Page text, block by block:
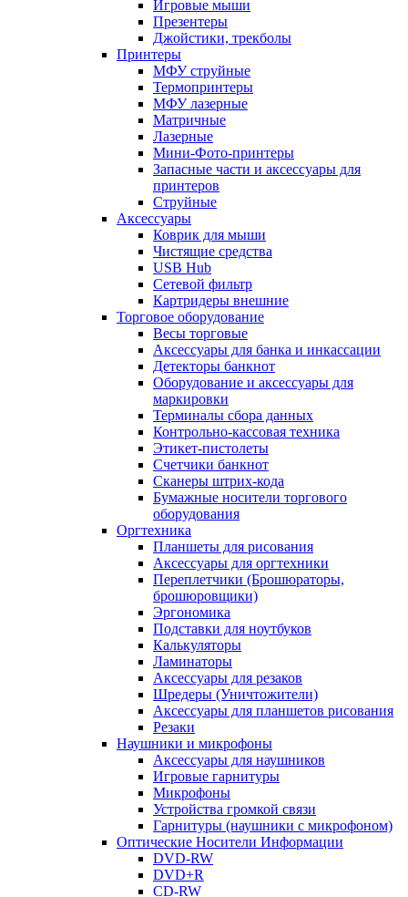
Игровые мыши
Презентеры
Джойстики, трекболы
Принтеры
МФУ струйные
Термопринтеры
МФУ лазерные
Матричные
Лазерные
Мини-Фото-принтеры
Запасные части и аксессуары для
принтеров
Струйные
Аксессуары
Коврик для мыши
Чистящие средства
USB Hub
Сетевой фильтр
Картридеры внешние
Торговое оборудование
Весы торговые
Аксессуары для банка и инкассации
Детекторы банкнот
Оборудование и аксессуары для
маркировки
Терминалы сбора данных
Контрольно-кассовая техника
Этикет-пистолеты
Счетчики банкнот
Сканеры штрих-кода
Бумажные носители торгового
оборудования
Оргтехника
Планшеты для рисования
Аксессуары для оргтехники
Переплетчики (Брошюраторы,
брошюровщики)
Эргономика
Подставки для ноутбуков
Калькуляторы
Ламинаторы
Аксессуары для резаков
Шредеры (Уничтожители)
Аксессуары для планшетов рисования
Резаки
Наушники и микрофоны
Аксессуары для наушников
Игровые гарнитуры
Микрофоны
Устройства громкой связи
Гарнитуры (наушники с микрофоном)
Оптические Носители Информации
DVD-RW
DVD+R
CD-RW